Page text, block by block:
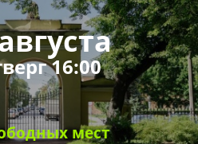
16:00
мест